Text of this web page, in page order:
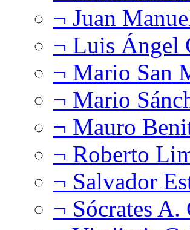
¬ Juan
¬ Luis Ángel
¬ Mario San
¬ Mario
¬ Mauro
¬ Roberto
¬ Salvador
¬ Sócrates A.